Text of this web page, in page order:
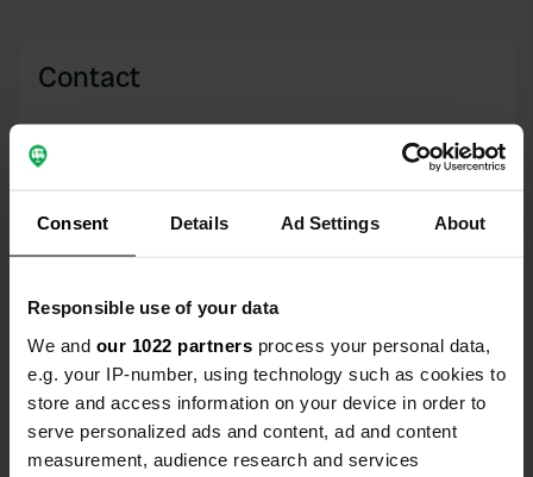
Consent Details Ad Settings About
Responsible use of your data
We and our 1022 partners process your personal data,
e.g. your IP-number, using technology such as cookies to
store and access information on your device in order to
serve personalized ads and content, ad and content
measurement, audience research and services
Contact
Copie
51.9586855 16.3222883
Copie
Code du site
159506 Copie
PRO+